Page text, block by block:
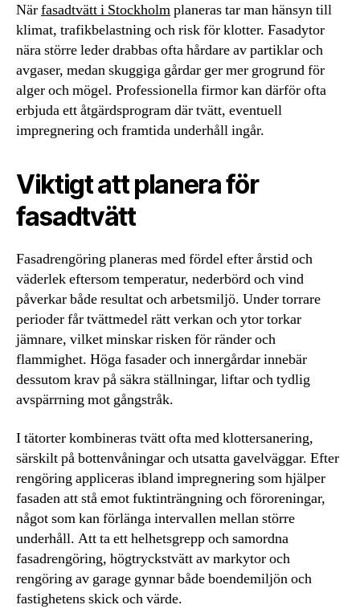
Närfasadtvätt i Stockholmplaneras tar man hänsyn till
klimat, trafikbelastning och risk för klotter. Fasadytor
nära större leder drabbas ofta hårdare av partiklar och
avgaser, medan skuggiga gårdar ger mer grogrund för
alger och mögel. Professionella firmor kan därför ofta
erbjuda ett åtgärdsprogram där tvätt, eventuell
impregnering och framtida underhåll ingår.
Viktigt att planera för
fasadtvätt
Fasadrengöring planeras med fördel efter årstid och
väderlek eftersom temperatur, nederbörd och vind
påverkar både resultat och arbetsmiljö. Under torrare
perioder får tvättmedel rätt verkan och ytor torkar
jämnare, vilket minskar risken för ränder och
flammighet. Höga fasader och innergårdar innebär
dessutom krav på säkra ställningar, liftar och tydlig
avspärrning mot gångstråk.
I tätorter kombineras tvätt ofta med klottersanering,
särskilt på bottenvåningar och utsatta gavelväggar. Efter
rengöring appliceras ibland impregnering som hjälper
fasaden att stå emot fuktinträngning och föroreningar,
något som kan förlänga intervallen mellan större
underhåll. Att ta ett helhetsgrepp och samordna
fasadrengöring, högtryckstvätt av markytor och
rengöring av garage gynnar både boendemiljön och
fastighetens skick och värde.